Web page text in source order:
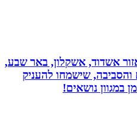
אשדוד, אשקלון, באר שבע,
שישמחו להעניק
נושאים!